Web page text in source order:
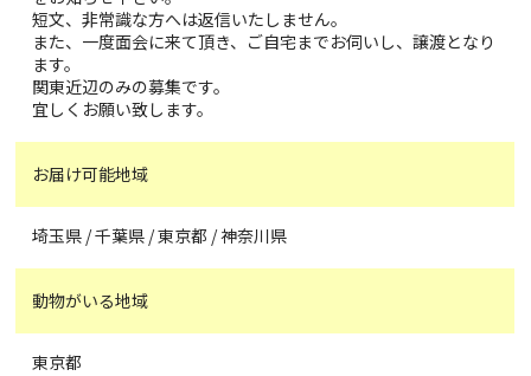
短文、非常識な方へは返信いたしません。
また、一度面会に来て頂き、ご自宅までお伺いし、譲渡となり
ます。
関東近辺のみの募集です。
宜しくお願い致します。
お届け可能地域
埼玉県 / 千葉県 / 東京都 / 神奈川県
動物がいる地域
東京都